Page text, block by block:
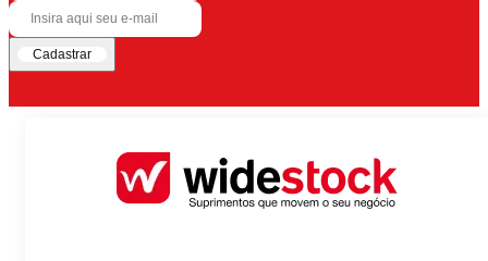
Cadastrar